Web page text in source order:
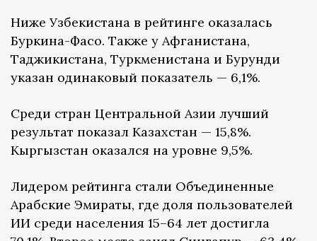
Ниже Узбекистана в рейтинге оказалась
Буркина-Фасо. Также у Афганистана,
Таджикистана, Туркменистана и Бурунди
указан одинаковый показатель — 6,1%.
Среди стран Центральной Азии лучший
результат показал Казахстан — 15,8%.
Кыргызстан оказался на уровне 9,5%.
Лидером рейтинга стали Объединенные
Арабские Эмираты, где доля пользователей
ИИ среди населения 15–64 лет достигла